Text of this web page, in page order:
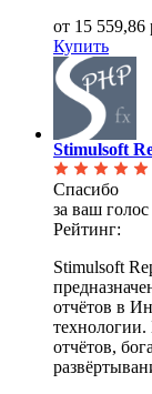
от 15 559,86
Купить
Stimulsoft
Спасибо
за ваш голос
Рейтинг:
Stimulsoft
отчётов в
отчётов,